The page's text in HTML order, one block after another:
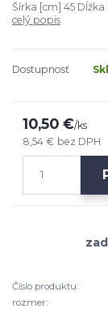
Šírka [cm] 45
celý popis
Dostupnosť
10,50 €/ks
8,54 € bez DPH
Číslo produktu:
rozmer: